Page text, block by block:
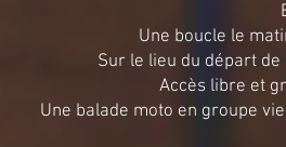
Une boucle le
Sur le lieu du départ
Accès libre et
Une balade moto en groupe